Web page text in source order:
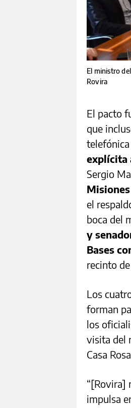
El ministro
Rovira
El pacto
que
explícita
Sergio
el
boca del
y
Bases
recinto
Los
forman
los
visita del
Casa
“[Rovira]
impulsa